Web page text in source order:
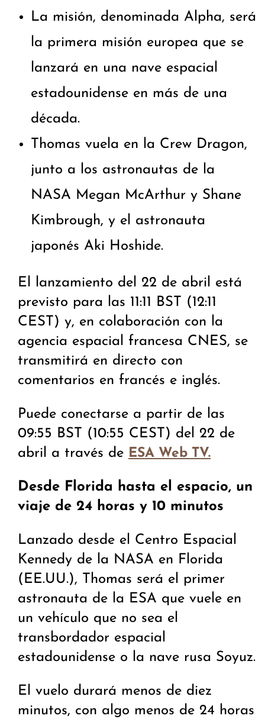
La misión, denominada Alpha, será
la primera misión europea que se
lanzará en una nave espacial
estadounidense en más de una
década.
Thomas vuela en la Crew Dragon,
junto a los astronautas de la
NASA Megan McArthur y Shane
Kimbrough, y el astronauta
japonés Aki Hoshide.
El lanzamiento del 22 de abril está
previsto para las 11:11 BST (12:11
CEST) y, en colaboración con la
agencia espacial francesa CNES, se
transmitirá en directo con
comentarios en francés e inglés.
Puede conectarse a partir de las
09:55 BST (10:55 CEST) del 22 de
abril a través de ESA Web TV.
Desde Florida hasta el espacio, un
viaje de 24 horas y 10 minutos
Lanzado desde el Centro Espacial
Kennedy de la NASA en Florida
(EE.UU.), Thomas será el primer
astronauta de la ESA que vuele en
un vehículo que no sea el
transbordador espacial
estadounidense o la nave rusa Soyuz.
El vuelo durará menos de diez
minutos, con algo menos de 24 horas